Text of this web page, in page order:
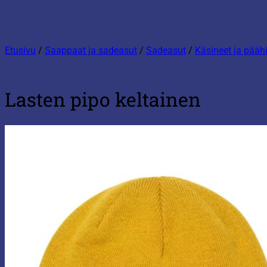
Etusivu / Saappaat ja sadeasut / Sadeasut / Käsineet ja
Lasten pipo keltainen